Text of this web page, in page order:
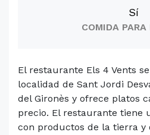
Sí
COMIDA PARA
El restaurante Els 4 Vents
localidad de Sant Jordi
del Gironès y ofrece platos
precio. El restaurante tiene
con productos de la tierra y